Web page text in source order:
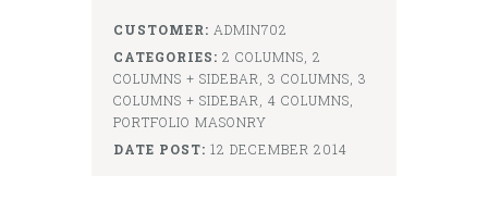
CUSTOMER: ADMIN702
CATEGORIES: 2 COLUMNS, 2
COLUMNS + SIDEBAR,
3 COLUMNS, 3
COLUMNS + SIDEBAR,
4 COLUMNS,
PORTFOLIO MASONRY
DATE POST: 12 DECEMBER 2014